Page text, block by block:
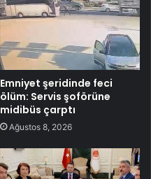
Emniyet şeridinde feci
ölüm: Servis şoförüne
midibüs çarptı
Ağustos 8, 2026